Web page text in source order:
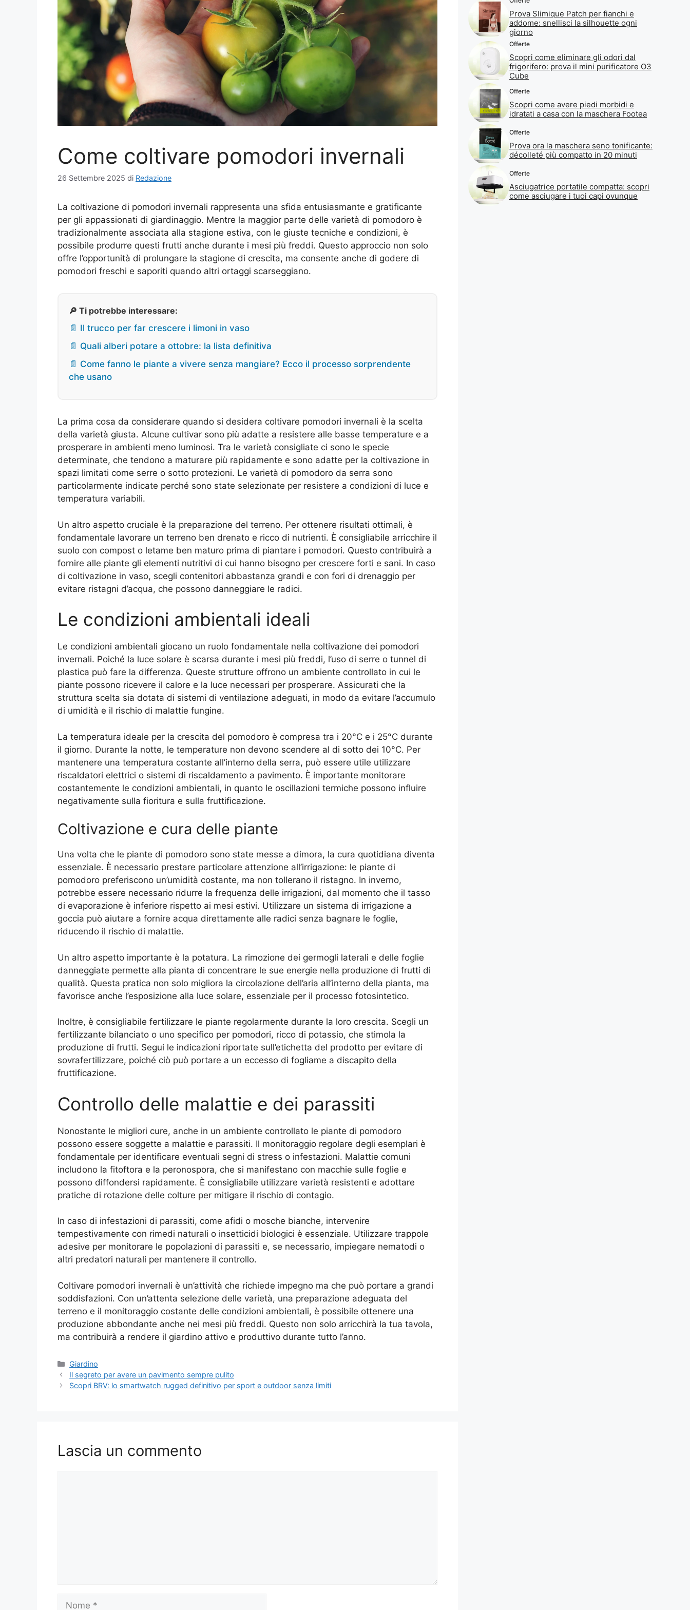
Come coltivare pomodori invernali
26 Settembre 2025 di Redazione
La coltivazione di pomodori invernali rappresenta una sfida entusiasmante e gratificante
per gli appassionati di giardinaggio. Mentre la maggior parte delle varietà di pomodoro è
tradizionalmente associata alla stagione estiva, con le giuste tecniche e condizioni, è
possibile produrre questi frutti anche durante i mesi più freddi. Questo approccio non solo
offre l’opportunità di prolungare la stagione di crescita, ma consente anche di godere di
pomodori freschi e saporiti quando altri ortaggi scarseggiano.
🔎 Ti potrebbe interessare:
📄 Il trucco per far crescere i limoni in vaso
📄 Quali alberi potare a ottobre: la lista definitiva
📄 Come fanno le piante a vivere senza mangiare? Ecco il processo sorprendente
che usano
La prima cosa da considerare quando si desidera coltivare pomodori invernali è la scelta
della varietà giusta. Alcune cultivar sono più adatte a resistere alle basse temperature e a
prosperare in ambienti meno luminosi. Tra le varietà consigliate ci sono le specie
determinate, che tendono a maturare più rapidamente e sono adatte per la coltivazione in
spazi limitati come serre o sotto protezioni. Le varietà di pomodoro da serra sono
particolarmente indicate perché sono state selezionate per resistere a condizioni di luce e
temperatura variabili.
Un altro aspetto cruciale è la preparazione del terreno. Per ottenere risultati ottimali, è
fondamentale lavorare un terreno ben drenato e ricco di nutrienti. È consigliabile arricchire il
suolo con compost o letame ben maturo prima di piantare i pomodori. Questo contribuirà a
fornire alle piante gli elementi nutritivi di cui hanno bisogno per crescere forti e sani. In caso
di coltivazione in vaso, scegli contenitori abbastanza grandi e con fori di drenaggio per
evitare ristagni d’acqua, che possono danneggiare le radici.
Le condizioni ambientali ideali
Le condizioni ambientali giocano un ruolo fondamentale nella coltivazione dei pomodori
invernali. Poiché la luce solare è scarsa durante i mesi più freddi, l’uso di serre o tunnel di
plastica può fare la differenza. Queste strutture offrono un ambiente controllato in cui le
piante possono ricevere il calore e la luce necessari per prosperare. Assicurati che la
struttura scelta sia dotata di sistemi di ventilazione adeguati, in modo da evitare l’accumulo
di umidità e il rischio di malattie fungine.
La temperatura ideale per la crescita del pomodoro è compresa tra i 20°C e i 25°C durante
il giorno. Durante la notte, le temperature non devono scendere al di sotto dei 10°C. Per
mantenere una temperatura costante all’interno della serra, può essere utile utilizzare
riscaldatori elettrici o sistemi di riscaldamento a pavimento. È importante monitorare
costantemente le condizioni ambientali, in quanto le oscillazioni termiche possono influire
negativamente sulla fioritura e sulla fruttificazione.
Coltivazione e cura delle piante
Una volta che le piante di pomodoro sono state messe a dimora, la cura quotidiana diventa
essenziale. È necessario prestare particolare attenzione all’irrigazione: le piante di
pomodoro preferiscono un’umidità costante, ma non tollerano il ristagno. In inverno,
potrebbe essere necessario ridurre la frequenza delle irrigazioni, dal momento che il tasso
di evaporazione è inferiore rispetto ai mesi estivi. Utilizzare un sistema di irrigazione a
goccia può aiutare a fornire acqua direttamente alle radici senza bagnare le foglie,
riducendo il rischio di malattie.
Un altro aspetto importante è la potatura. La rimozione dei germogli laterali e delle foglie
danneggiate permette alla pianta di concentrare le sue energie nella produzione di frutti di
qualità. Questa pratica non solo migliora la circolazione dell’aria all’interno della pianta, ma
favorisce anche l’esposizione alla luce solare, essenziale per il processo fotosintetico.
Inoltre, è consigliabile fertilizzare le piante regolarmente durante la loro crescita. Scegli un
fertilizzante bilanciato o uno specifico per pomodori, ricco di potassio, che stimola la
produzione di frutti. Segui le indicazioni riportate sull’etichetta del prodotto per evitare di
sovrafertilizzare, poiché ciò può portare a un eccesso di fogliame a discapito della
fruttificazione.
Controllo delle malattie e dei parassiti
Nonostante le migliori cure, anche in un ambiente controllato le piante di pomodoro
possono essere soggette a malattie e parassiti. Il monitoraggio regolare degli esemplari è
fondamentale per identificare eventuali segni di stress o infestazioni. Malattie comuni
includono la fitoftora e la peronospora, che si manifestano con macchie sulle foglie e
possono diffondersi rapidamente. È consigliabile utilizzare varietà resistenti e adottare
pratiche di rotazione delle colture per mitigare il rischio di contagio.
In caso di infestazioni di parassiti, come afidi o mosche bianche, intervenire
tempestivamente con rimedi naturali o insetticidi biologici è essenziale. Utilizzare trappole
adesive per monitorare le popolazioni di parassiti e, se necessario, impiegare nematodi o
altri predatori naturali per mantenere il controllo.
Coltivare pomodori invernali è un’attività che richiede impegno ma che può portare a grandi
soddisfazioni. Con un’attenta selezione delle varietà, una preparazione adeguata del
terreno e il monitoraggio costante delle condizioni ambientali, è possibile ottenere una
produzione abbondante anche nei mesi più freddi. Questo non solo arricchirà la tua tavola,
ma contribuirà a rendere il giardino attivo e produttivo durante tutto l’anno.
Categorie
Giardino
Il segreto per avere un pavimento sempre pulito
Scopri BRV: lo smartwatch rugged definitivo per sport e outdoor senza limiti
Lascia un commento
Prova Slimique Patch per fianchi e
addome: snellisci la silhouette ogni
giorno
Offerte
Scopri come eliminare gli odori dal
frigorifero: prova il mini purificatore O3
Cube
Offerte
Scopri come avere piedi morbidi e
idratati a casa con la maschera Footea
Offerte
Prova ora la maschera seno tonificante:
décolleté più compatto in 20 minuti
Offerte
Asciugatrice portatile compatta: scopri
come asciugare i tuoi capi ovunque